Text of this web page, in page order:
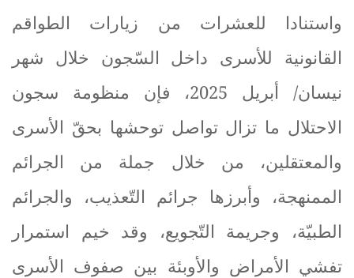
واستنادا للعشرات من زيارات الطواقم
القانونية للأسرى داخل السّجون خلال شهر
نيسان/ أبريل 2025، فإن منظومة سجون
الاحتلال ما تزال تواصل توحشها بحقّ الأسرى
والمعتقلين، من خلال جملة من الجرائم
الممنهجة، وأبرزها جرائم التّعذيب، والجرائم
الطبيّة، وجريمة التّجويع، وقد خيم استمرار
تفشي الأمراض والأوبئة بين صفوف الأسرى